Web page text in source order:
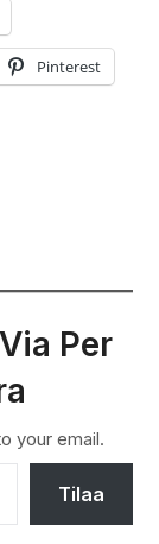
Pinterest
Per
your email.
Tilaa